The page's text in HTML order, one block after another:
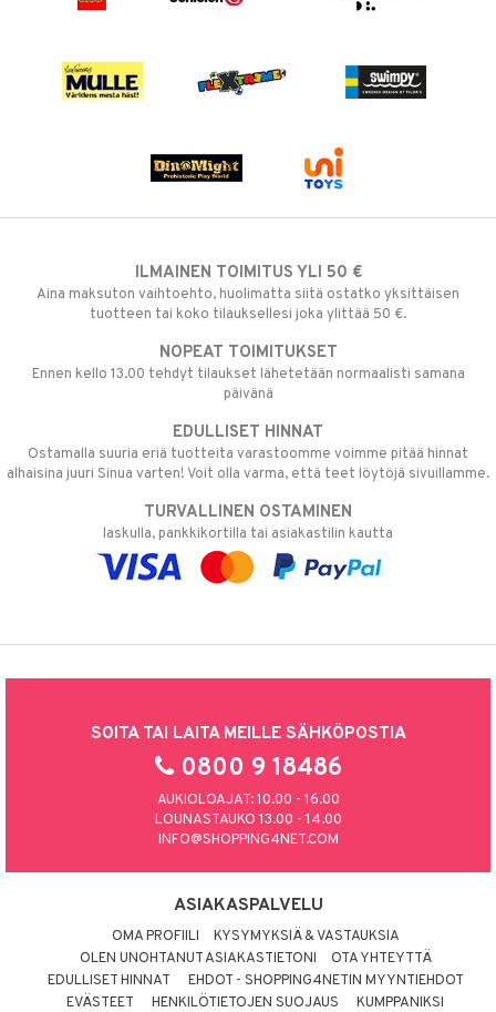
ILMAINEN TOIMITUS YLI 50 €
Aina maksuton vaihtoehto, huolimatta siitä ostatko yksittäisen
tuotteen tai koko tilauksellesi joka ylittää 50 €.
NOPEAT TOIMITUKSET
Ennen kello 13.00 tehdyt tilaukset lähetetään normaalisti samana
päivänä
EDULLISET HINNAT
Ostamalla suuria eriä tuotteita varastoomme voimme pitää hinnat
alhaisina juuri Sinua varten! Voit olla varma, että teet löytöjä sivuillamme.
TURVALLINEN OSTAMINEN
laskulla, pankkikortilla tai asiakastilin kautta
SOITA TAI LAITA MEILLE SÄHKÖPOSTIA
0800 9 18486
AUKIOLOAJAT: 10.00 - 16.00
LOUNASTAUKO 13.00 - 14.00
INFO@SHOPPING4NET.COM
ASIAKASPALVELU
OMA PROFIILI
KYSYMYKSIÄ & VASTAUKSIA
OLEN UNOHTANUT ASIAKASTIETONI
OTA YHTEYTTÄ
EDULLISET HINNAT
EHDOT - SHOPPING4NETIN MYYNTIEHDOT
EVÄSTEET
HENKILÖTIETOJEN SUOJAUS KUMPPANIKSI